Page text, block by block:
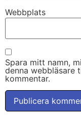
Webbplats
Spara mitt namn,
denna webbläsare
kommentar.